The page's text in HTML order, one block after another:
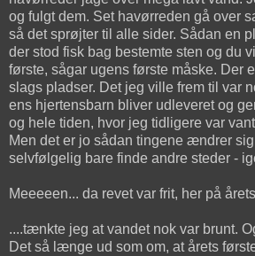
og fulgt dem. Set havørreden gå over
så det sprøjter til alle sider. Sådan en
der stod fisk bag bestemte sten og du
første, sågar ugens første måske. Der
slags pladser. Det jeg ville frem til var
ens hjertensbarn bliver udleveret og
og hele tiden, hvor jeg tidligere var
Men det er jo sådan tingene ændrer sig
selvfølgelig bare finde andre steder -
Meeeeen... da revet var frit, her på
....tænkte jeg at vandet nok var brunt.
Det så længe ud som om, at årets